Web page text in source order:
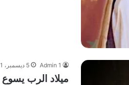
Admin 1 5 ديسمبر، 2021
ميلاد الرب